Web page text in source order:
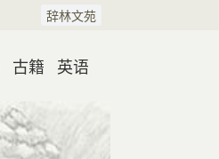
辞林文苑
古籍 英语